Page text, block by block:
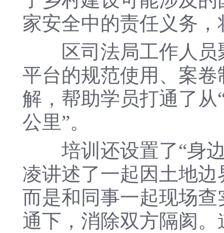
家安全中的责任义务
区司法局工作人员
平台的规范使用、案
解，帮助学员打通了从
公里”。
培训还设置了“身边
凌讲述了一起因土地
而是和同事一起现场
通下，消除双方隔阂